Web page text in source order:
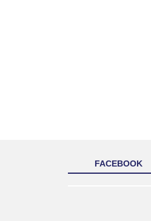
FACEBOOK